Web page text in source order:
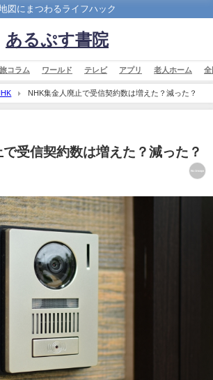
図にまつわるライフハック
あるぷす書院
旅コラム ワールド テレビ アプリ 老人ホーム 全
NHK集金人廃止で受信契約数は増えた？減った？
受信契約数は増えた？減った？